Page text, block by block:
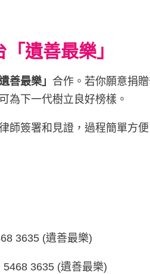
「遺善最樂」
遺善最樂」 合作。若你願意捐
為下一代樹立良好榜樣。
師簽署和見證，過程簡單方
3635 (遺善最樂)
3635 (遺善最樂)